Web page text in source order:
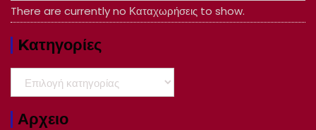
There are currently no Καταχωρήσεις to show.
Kατηγορίες
Kατηγορίες
Αρχειο